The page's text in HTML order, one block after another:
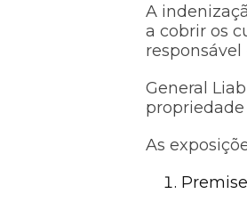
A
a cobrir os
General
As